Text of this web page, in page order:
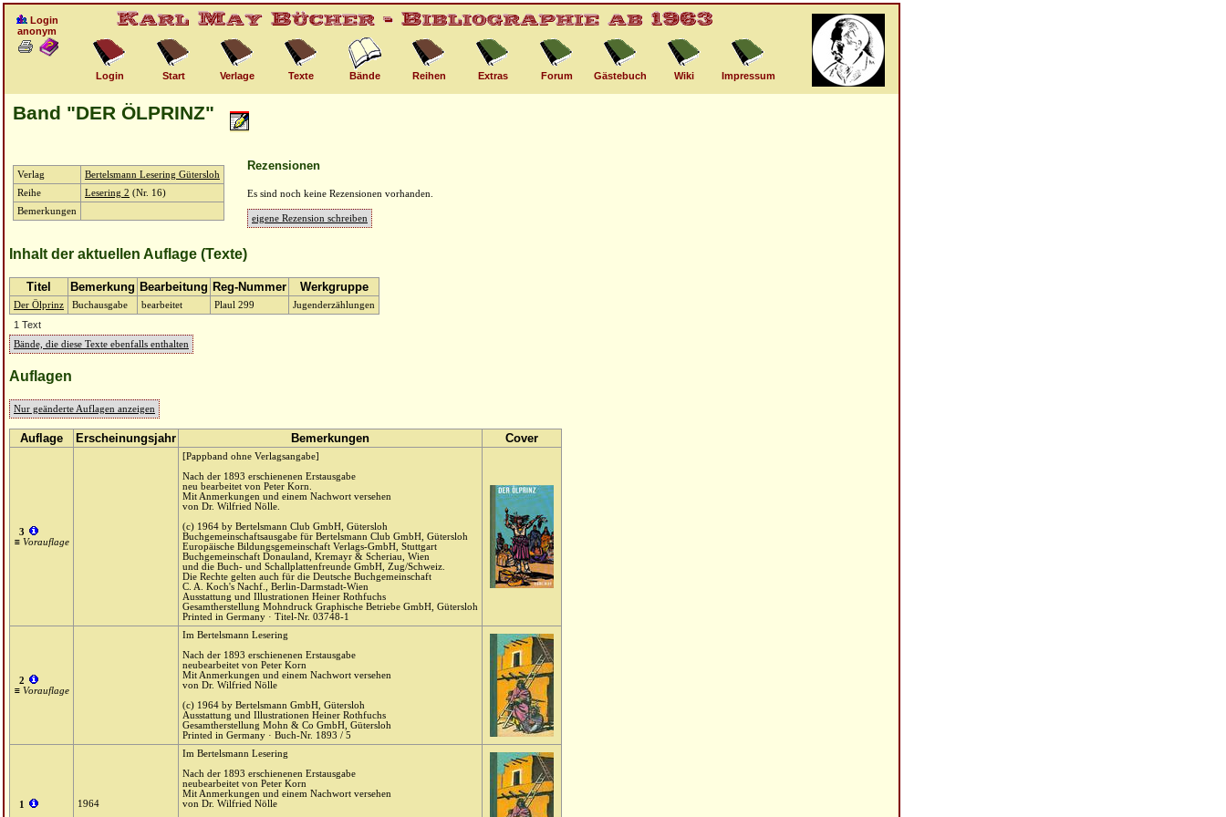
Login
anonym
Login Start Verlage Texte Bände Reihen Extras Forum Gästebuch Wiki Impressum
Band "DER ÖLPRINZ"
Verlag
Bertelsmann Lesering Gütersloh
Reihe
Lesering 2 (Nr. 16)
Bemerkungen
Rezensionen
Es sind noch keine Rezensionen vorhanden.
eigene Rezension schreiben
Inhalt der aktuellen Auflage (Texte)
Titel Bemerkung Bearbeitung Reg-Nummer Werkgruppe
Der Ölprinz Buchausgabe bearbeitet Plaul 299 Jugenderzählungen
1 Text
Bände, die diese Texte ebenfalls enthalten
Auflagen
Nur geänderte Auflagen anzeigen
Auflage Erscheinungsjahr Bemerkungen Cover
3
≡ Vorauflage
[Pappband ohne Verlagsangabe]
Nach der 1893 erschienenen Erstausgabe
neu bearbeitet von Peter Korn.
Mit Anmerkungen und einem Nachwort versehen
von Dr. Wilfried Nölle.
(c) 1964 by Bertelsmann Club GmbH, Gütersloh
Buchgemeinschaftsausgabe für Bertelsmann Club GmbH, Gütersloh
Europäische Bildungsgemeinschaft Verlags-GmbH, Stuttgart
Buchgemeinschaft Donauland, Kremayr & Scheriau, Wien
und die Buch- und Schallplattenfreunde GmbH, Zug/Schweiz.
Die Rechte gelten auch für die Deutsche Buchgemeinschaft
C. A. Koch's Nachf., Berlin-Darmstadt-Wien
Ausstattung und Illustrationen Heiner Rothfuchs
Gesamtherstellung Mohndruck Graphische Betriebe GmbH, Gütersloh
Printed in Germany · Titel-Nr. 03748-1
2
≡ Vorauflage
Im Bertelsmann Lesering
Nach der 1893 erschienenen Erstausgabe
neubearbeitet von Peter Korn
Mit Anmerkungen und einem Nachwort versehen
von Dr. Wilfried Nölle
(c) 1964 by Bertelsmann GmbH, Gütersloh
Ausstattung und Illustrationen Heiner Rothfuchs
Gesamtherstellung Mohn & Co GmbH, Gütersloh
Printed in Germany · Buch-Nr. 1893 / 5
1 1964
Im Bertelsmann Lesering
Nach der 1893 erschienenen Erstausgabe
neubearbeitet von Peter Korn
Mit Anmerkungen und einem Nachwort versehen
von Dr. Wilfried Nölle